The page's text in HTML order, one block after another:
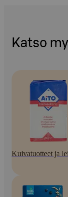
Katso
Kuivatuotteet ja